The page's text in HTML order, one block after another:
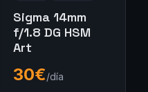
Sigma 14mm
f/1.8 DG HSM
Art
30€/día